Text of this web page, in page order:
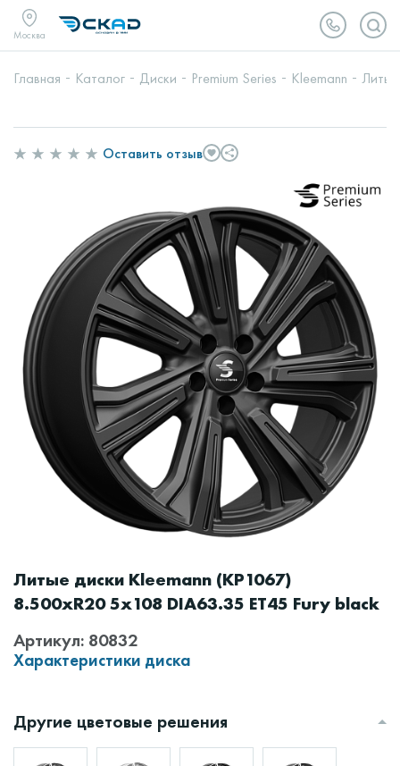
Москва
Главная Каталог Диски Premium Series Kleemann
Оставить отзыв
Литые диски Kleemann (КР1067)
8.500xR20 5x108 DIA63.35 ET45 Fury black
Артикул: 80832
Характеристики диска
Другие цветовые решения